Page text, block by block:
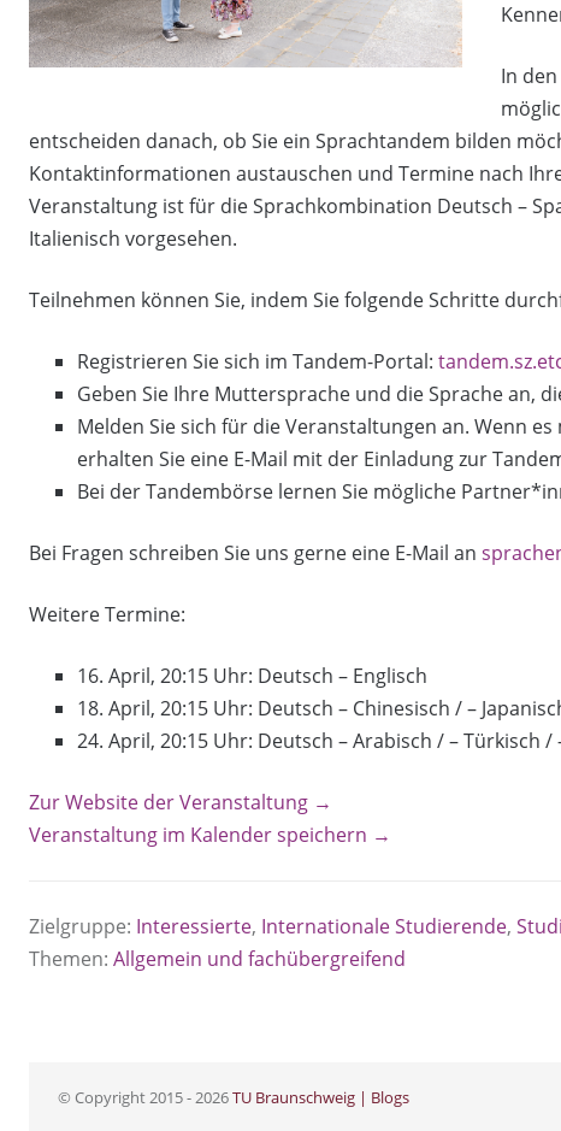
In
entscheiden danach, ob Sie ein Sprachtandem bilden
Kontaktinformationen austauschen und Termine nach
Veranstaltung ist für die Sprachkombination Deutsch –
Italienisch vorgesehen.
Teilnehmen können Sie, indem Sie folgende Schritte
Registrieren Sie sich im Tandem-Portal:
Geben Sie Ihre Muttersprache und die Sprache an,
Melden Sie sich für die Veranstaltungen an. Wenn
erhalten Sie eine E-Mail mit der Einladung zur
Bei der Tandembörse lernen Sie mögliche
Bei Fragen schreiben Sie uns gerne eine E-Mail an
Weitere Termine:
16. April, 20:15 Uhr: Deutsch – Englisch
18. April, 20:15 Uhr: Deutsch – Chinesisch / –
24. April, 20:15 Uhr: Deutsch – Arabisch / – Türkisch
Zur Website der Veranstaltung →
Veranstaltung im Kalender speichern →
Zielgruppe: Interessierte, Internationale Studierende,
Themen: Allgemein und fachübergreifend
© Copyright 2015 - 2026TU Braunschweig | Blogs